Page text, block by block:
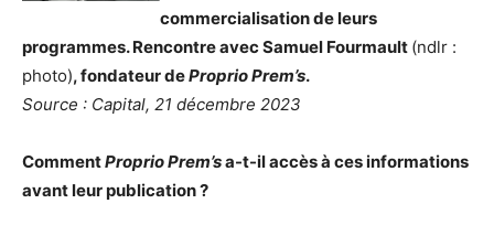
commercialisation de leurs
programmes. Rencontre avec Samuel Fourmault (ndlr :
photo), fondateur deProprio Prem’s.
Source : Capital, 21 décembre 2023
CommentProprio Prem’sa-t-il accès à ces informations
avant leur publication ?